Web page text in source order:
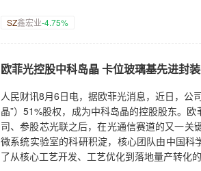
SZ鑫宏业-4.75%
欧菲光控股中科岛晶 卡位玻璃基先进封
人民财讯8月6日电，据欧菲光消息，近日，公
晶”）51%股权，成为中科岛晶的控股股东。
司、参股芯光联之后，在光通信赛道的又一
微系统实验室的科研积淀，核心团队由中国
了从核心工艺开发、工艺优化到落地量产转化